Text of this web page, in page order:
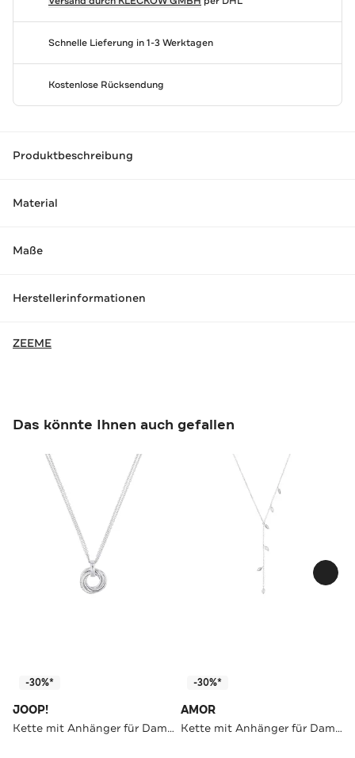
Schnelle Lieferung in 1-3 Werktagen
Kostenlose Rücksendung
Produktbeschreibung
Material
Maße
Herstellerinformationen
ZEEME
Das könnte Ihnen auch gefallen
-30%*
JOOP!
Kette mit Anhänger für Damen, Silber 925, Zirkonia
-30%*
AMOR
Kette mit Anhänger für Damen, 925 Sterling Silber, Zirkonia synth.